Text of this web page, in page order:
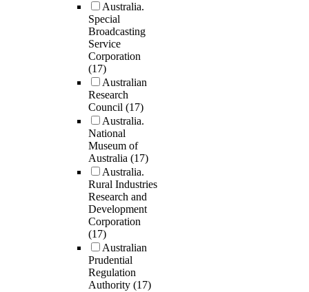
Australia.
Special
Broadcasting
Service
Corporation
(17)
Australian
Research
Council (17)
Australia.
National
Museum of
Australia (17)
Australia.
Rural Industries
Research and
Development
Corporation
(17)
Australian
Prudential
Regulation
Authority (17)